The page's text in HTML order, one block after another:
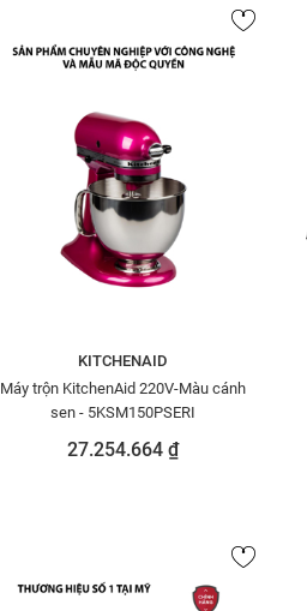
KITCHENAID
Máy trộn KitchenAid 220V-Màu cánh
sen - 5KSM150PSERI
27.254.664 ₫